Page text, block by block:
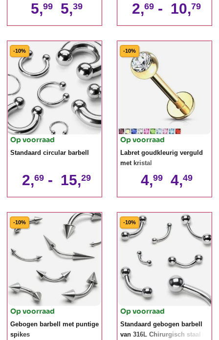
5,99 5,39 2,69 - 10,79
-10%
Op voorraad
Standaard circular barbell
2,69 - 15,29
-10%
Op voorraad
Labret goudkleurig verguld
met kristal
4,99 4,49
-10%
Op voorraad
Gebogen barbell met puntige
spikes
-10%
Op voorraad
Standaard gebogen barbell
van 316L Chirurgisch staal